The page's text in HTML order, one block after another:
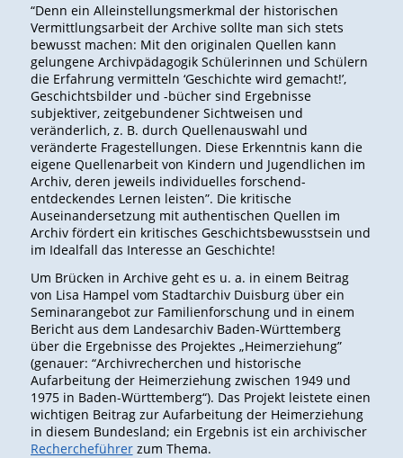
“Denn ein Alleinstellungsmerkmal der historischen
Vermittlungsarbeit der Archive sollte man sich stets
bewusst machen: Mit den originalen Quellen kann
gelungene Archivpädagogik Schülerinnen und Schülern
die Erfahrung vermitteln ‘Geschichte wird gemacht!’,
Geschichtsbilder und -bücher sind Ergebnisse
subjektiver, zeitgebundener Sichtweisen und
veränderlich, z. B. durch Quellenauswahl und
veränderte Fragestellungen. Diese Erkenntnis kann die
eigene Quellenarbeit von Kindern und Jugendlichen im
Archiv, deren jeweils individuelles forschend-
entdeckendes Lernen leisten”. Die kritische
Auseinandersetzung mit authentischen Quellen im
Archiv fördert ein kritisches Geschichtsbewusstsein und
im Idealfall das Interesse an Geschichte!
Um Brücken in Archive geht es u. a. in einem Beitrag
von Lisa Hampel vom Stadtarchiv Duisburg über ein
Seminarangebot zur Familienforschung und in einem
Bericht aus dem Landesarchiv Baden-Württemberg
über die Ergebnisse des Projektes „Heimerziehung”
(genauer: “Archivrecherchen und historische
Aufarbeitung der Heimerziehung zwischen 1949 und
1975 in Baden-Württemberg“). Das Projekt leistete einen
wichtigen Beitrag zur Aufarbeitung der Heimerziehung
in diesem Bundesland; ein Ergebnis ist ein archivischer
Rechercheführerzum Thema.